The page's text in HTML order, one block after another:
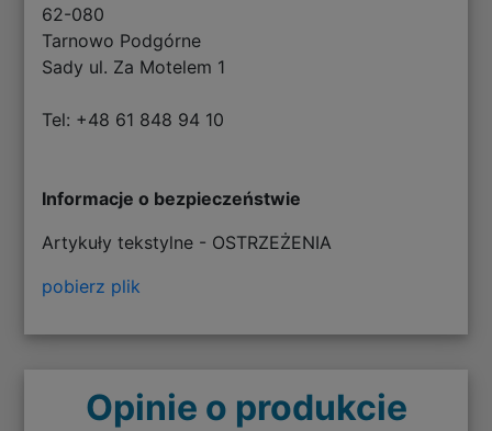
62-080
Tarnowo Podgórne
Sady ul. Za Motelem 1
Tel: +48 61 848 94 10
Informacje o bezpieczeństwie
Artykuły tekstylne - OSTRZEŻENIA
pobierz plik
Opinie o produkcie